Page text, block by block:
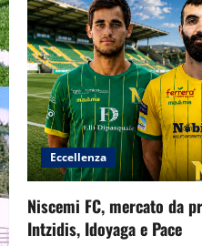
Eccellenza
Niscemi FC, mercato da
Intzidis, Idoyaga e Pace